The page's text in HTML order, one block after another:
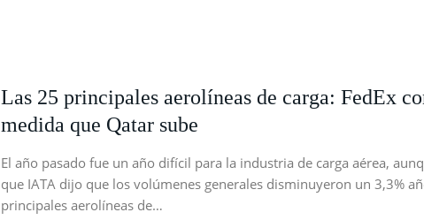
Las 25 principales aerolíneas de carga: FedEx
medida que Qatar sube
El año pasado fue un año difícil para la industria de carga aérea,
que IATA dijo que los volúmenes generales disminuyeron un 3,3%
principales aerolíneas de…